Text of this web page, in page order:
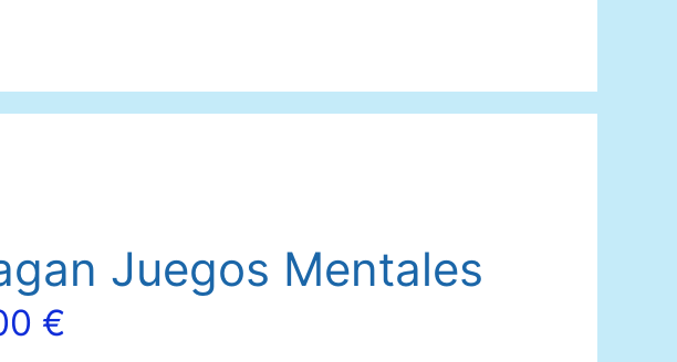
Juegos Mentales
€